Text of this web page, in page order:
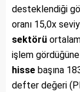
desteklendiği
oranı 15,0x
sektörü
işlem
hisse başına
defter değeri